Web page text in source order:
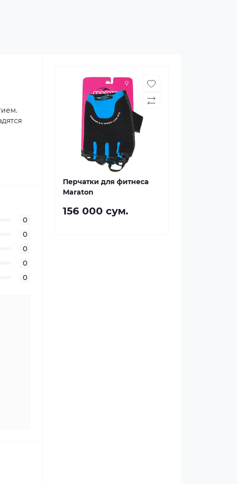
0
0
0
0
0
Перчатки для фитнеса
Maraton
156 000 сум.